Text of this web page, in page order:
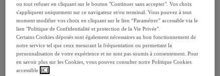
Livraison
Livraison à partir de25 €
Livraison estimée: entre le15/08et le18/08
ou tout refuser en cliquant sur le bouton "Continuer sans accepter". Vos choix
s'appliquent uniquement sur ce navigateur et/ou terminal. Vous pouvez à tout
moment modifier vos choix en cliquant sur le lien “Paramétrer” accessible via le
lien "Politique de Confidentialité et protection de la Vie Privée".
Certains Cookies déposés sont également nécessaires au bon fonctionnement de
notre service tel que ceux mesurant la fréquentation ou permettant la
personnalisation de votre expérience et ne sont pas soumis à consentement. Pour
en savoir plus sur les Cookies, vous pouvez consulter notre Politique Cookies
accessible ICI